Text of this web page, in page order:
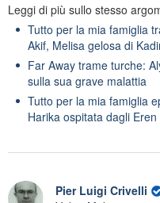
Leggi di più sullo stesso
Tutto per la mia famiglia
Akif, Melisa gelosa di
Far Away trame turche:
sulla sua grave malattia
Tutto per la mia famiglia
Harika ospitata dagli Eren
Pier Luigi Crivelli